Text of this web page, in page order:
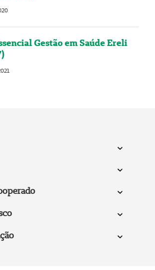
Gestão em Saúde Ereli